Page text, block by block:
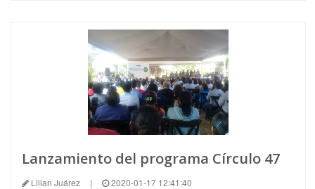
Lanzamiento del programa Círculo 47
Lilian Juárez | 2020-01-17 12:41:40